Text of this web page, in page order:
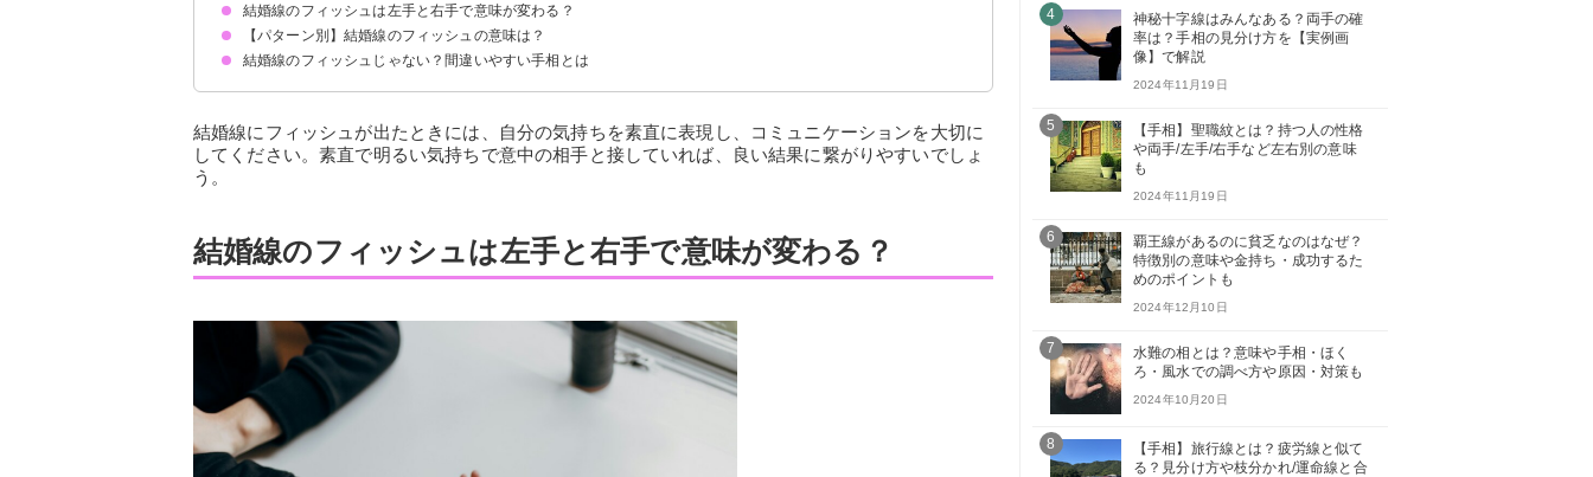
結婚線のフィッシュは左手と右手で意味が変わる？
【パターン別】結婚線のフィッシュの意味は？
結婚線のフィッシュじゃない？間違いやすい手相とは
結婚線にフィッシュが出たときには、自分の気持ちを素直に表現し、コミュニケーションを大切に
してください。素直で明るい気持ちで意中の相手と接していれば、良い結果に繋がりやすいでしょ
う。
結婚線のフィッシュは左手と右手で意味が変わる？
4
神秘十字線はみんなある？両手の確
率は？手相の見分け方を【実例画
像】で解説
2024年11月19日
5
【手相】聖職紋とは？持つ人の性格
や両手/左手/右手など左右別の意味
も
2024年11月19日
6
覇王線があるのに貧乏なのはなぜ？
特徴別の意味や金持ち・成功するた
めのポイントも
2024年12月10日
7
水難の相とは？意味や手相・ほく
ろ・風水での調べ方や原因・対策も
2024年10月20日
8
【手相】旅行線とは？疲労線と似て
る？見分け方や枝分かれ/運命線と合